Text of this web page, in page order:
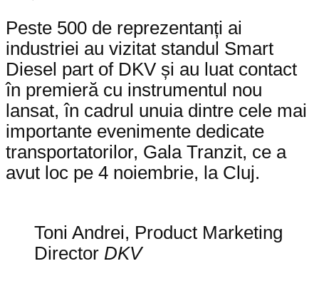
Peste 500 de reprezentanți ai
industriei au vizitat standul Smart
Diesel part of DKV și au luat contact
în premieră cu instrumentul nou
lansat, în cadrul unuia dintre cele mai
importante evenimente dedicate
transportatorilor, Gala Tranzit, ce a
avut loc pe 4 noiembrie, la Cluj.
Toni Andrei, Product Marketing
Director DKV